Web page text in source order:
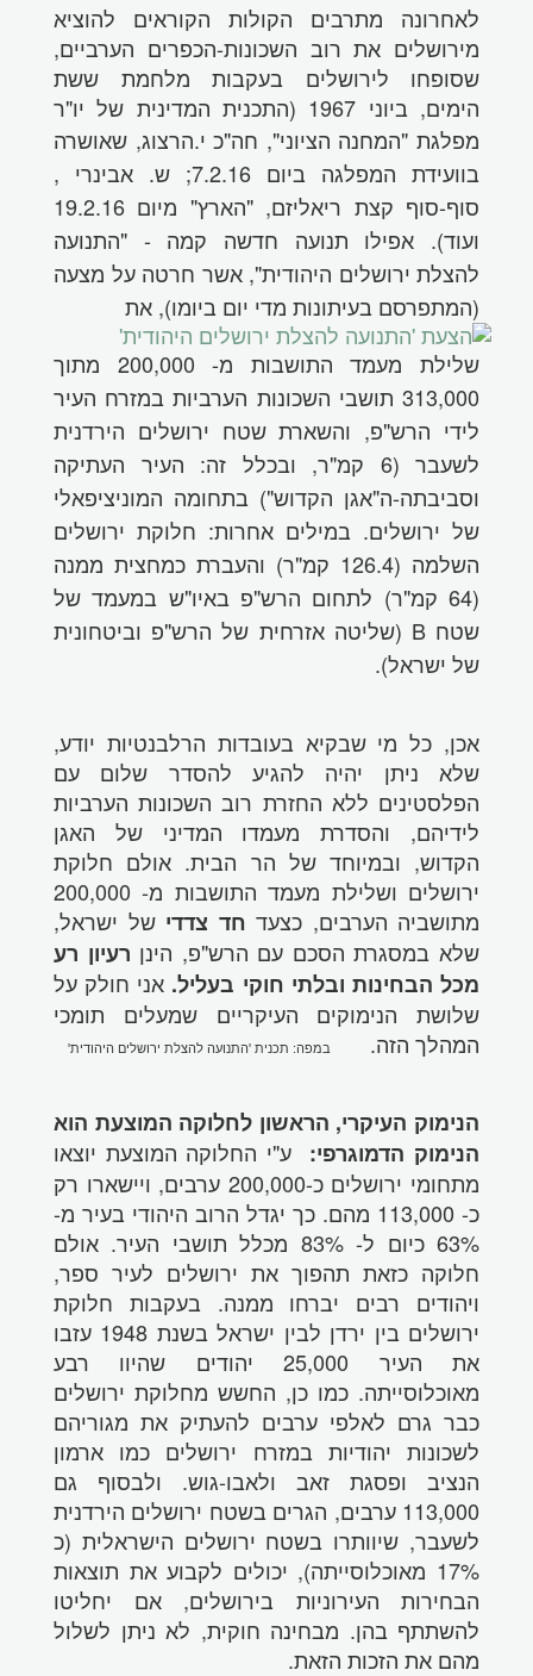
לאחרונה מתרבים הקולות הקוראים להוציא
מירושלים את רוב השכונות-הכפרים הערביים,
שסופחו לירושלים בעקבות מלחמת ששת
הימים, ביוני 1967 (התכנית המדינית של יו"ר
מפלגת "המחנה הציוני", חה"כ י.הרצוג, שאושרה
בוועידת המפלגה ביום 7.2.16; ש. אבינרי ,
סוף-סוף קצת ריאליזם, "הארץ" מיום 19.2.16
ועוד). אפילו תנועה חדשה קמה - "התנועה
להצלת ירושלים היהודית", אשר חרטה על מצעה
(המתפרסם בעיתונות מדי יום ביומו), את
שלילת מעמד התושבות מ- 200,00
0 מתוך
313,000 תושבי השכונות הערביות במזרח העיר
לידי הרש"פ, והשארת שטח ירושלים הירדנית
לשעבר (6 קמ"ר, ובכלל זה: העיר העתיקה
וסביבתה-ה"אגן הקדוש") בתחומה המוניציפאלי
של ירושלים. במילים אחרות: חלוקת ירושלים
השלמה (126.4 קמ"ר) והעברת כמחצית ממנה
(64 קמ"ר) לתחום הרש"פ באיו"ש במעמד של
שטחB (שליטה אזרחית של הרש"פ וביטחונית
של ישראל).
אכן, כל מי שבקיא בעובדות הרלבנטיות יודע,
שלא ניתן יהיה להגיע להסדר שלום עם
הפלסטינים ללא החזרת רוב השכונות הערביות
לידיהם, והסדרת מעמדו המדיני של האגן
הקדוש, ובמיוחד של הר הבית. אולם חלוקת
ירושלים ושלילת מעמד התושבות מ- 200,000
מתושביה הערבים, כצעד חד צדדי של ישראל,
שלא במסגרת הסכם עם הרש"פ, הינן רעיון רע
מכל הבחינות ובלתי חוקי בעליל. אני חולק על
שלושת הנימוקים העיקריים שמעלים תומכי
המהלך הזה.
במפה: תכנית 'התנועה להצלת ירושלים היהודית'
הנימוק העיקרי, הראשון לחלוקה המוצעת הוא
הנימוק הדמוגרפי: ע"י החלוקה המוצעת יוצאו
מתחומי ירושלים כ-200,000 ערבים, ויישארו רק
כ- 113,000 מהם. כך יגדל הרוב היהודי בעיר מ-
63% כיום ל- 83% מכלל תושבי העיר. אולם
חלוקה כזאת תהפוך את ירושלים לעיר ספר,
ויהודים רבים יברחו ממנה. בעקבות חלוקת
ירושלים בין ירדן לבין ישראל בשנת 1948 עזבו
את העיר 25,000 יהודים שהיוו רבע
מאוכלוסייתה. כמו כן, החשש מחלוקת ירושלים
כבר גרם לאלפי ערבים להעתיק את מגוריהם
לשכונות יהודיות במזרח ירושלים כמו ארמון
הנציב ופסגת זאב ולאבו-גוש. ולבסוף גם
113,000 ערבים, הגרים בשטח ירושלים הירדנית
לשעבר, שיוותרו בשטח ירושלים הישראלית (כ
17% מאוכלוסייתה), יכולים לקבוע את תוצאות
הבחירות העירוניות בירושלים, אם יחליטו
להשתתף בהן. מבחינה חוקית, לא ניתן לשלול
מהם את הזכות הזאת.